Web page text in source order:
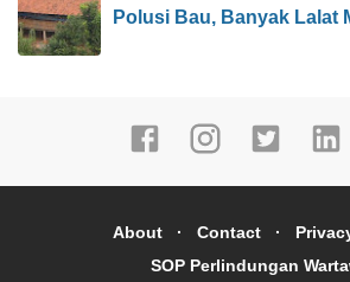
Polusi Bau, Banyak Lalat
About Contact
SOP Perlindungan